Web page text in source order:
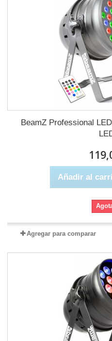
BeamZ Professional
Añadir al
Agregar para comparar